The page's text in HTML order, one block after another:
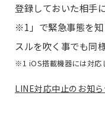
登録しておいた相手
※1」で緊急事態を知
スルを吹く事でも同
※1 iOS搭載機器には対応
LINE対応中止のお知ら